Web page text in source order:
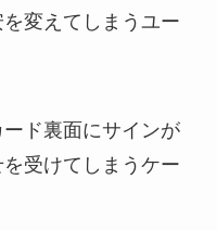
変えてしまうユー
ド裏面にサインが
受けてしまうケー